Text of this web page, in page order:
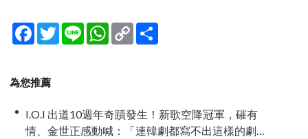
Facebook
TwitterLine WhatsApp
Copy
Link
為您推薦
I.O.I 出道10週年奇蹟發生！新歌空降冠軍，磪有
情、金世正感動喊：「連韓劇都寫不出這樣的劇